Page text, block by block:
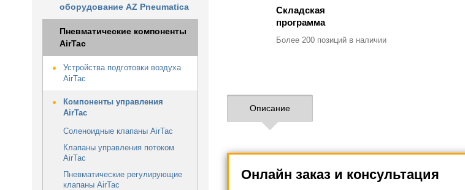
оборудование AZ Pneumatica
Пневматические компоненты
AirTac
Устройства подготовки воздуха
AirTac
Компоненты управления
AirTac
Соленоидные клапаны AirTac
Клапаны управления потоком
AirTac
Пневматические регулирующие
клапаны AirTac
Складская
программа
Более 200 позицийв наличии
Описание
Онлайн заказ и консультация